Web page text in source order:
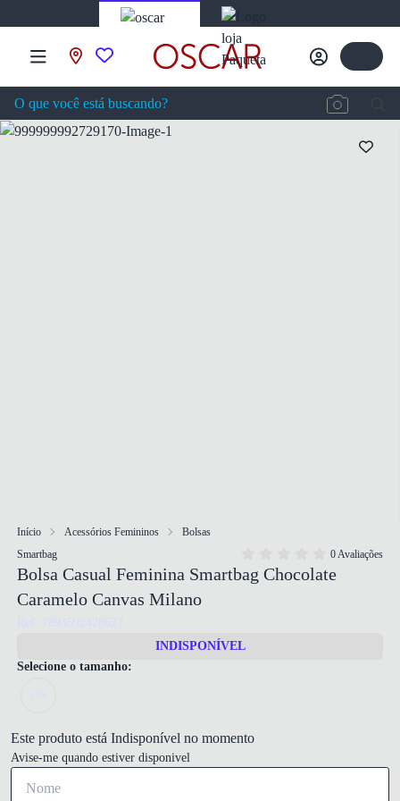
Início Acessórios Femininos
Bolsas
Smartbag
0 Avaliações
Bolsa Casual Feminina Smartbag Chocolate
Caramelo Canvas Milano
Ref: 7893592428627
INDISPONÍVEL
Selecione o tamanho:
Este produto está Indisponível no momento
Avise-me quando estiver disponivel